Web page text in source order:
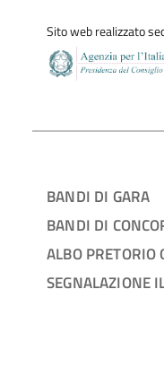
Sito web realizzato
BANDI DI GARA
BANDI DI
ALBO PRETORIO
SEGNALAZIONE